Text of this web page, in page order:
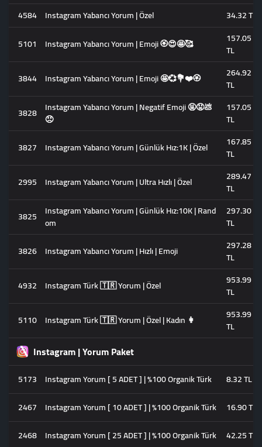
4584 Instagram Yabancı Yorum | Özel
34.32 TL
5101
Instagram Yabancı Yorum | Emoji 🏵️😍🤩🥰
157.05
TL
3844 Instagram Yabancı Yorum | Emoji 🤩💞💐❤️🏵️
264.92
TL
3828 Instagram Yabancı Yorum | Negatif Emoji 🤬😡💩
😠
157.05
TL
3827
Instagram Yabancı Yorum | Günlük Hız:1K | Özel
167.85
TL
2995
Instagram Yabancı Yorum | Ultra Hızlı | Özel
289.47
TL
3825
Instagram Yabancı Yorum | Günlük Hız:10K | Rand
om
297.30
TL
3826 Instagram Yabancı Yorum | Hızlı | Emoji
297.28
TL
4932
Instagram Türk 🇹🇷 Yorum | Özel
953.99
TL
5110 Instagram Türk 🇹🇷 Yorum | Özel | Kadın 👩
953.99
TL
Instagram | Yorum Paket
5173 Instagram Yorum [ 5 ADET ] | %100 Organik Türk
8.32 TL
2467
Instagram Yorum [ 10 ADET ] | %100 Organik Türk
16.90 TL
2468 Instagram Yorum [ 25 ADET ] | %100 Organik Türk 42.25 TL